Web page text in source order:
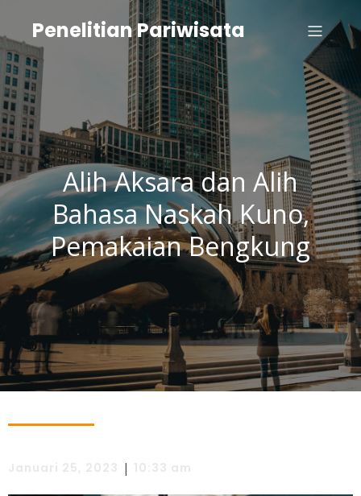
Penelitian Pariwisata
Alih Aksara dan Alih
Bahasa Naskah Kuno,
Pemakaian Bengkung
|